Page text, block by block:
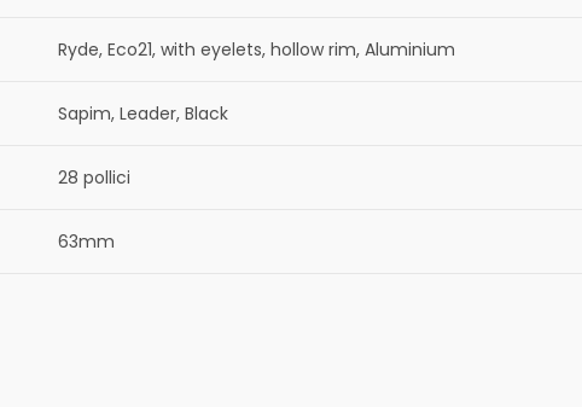
Ryde, Eco21, with eyelets, hollow rim, Aluminium
Sapim, Leader, Black
28 pollici
63mm